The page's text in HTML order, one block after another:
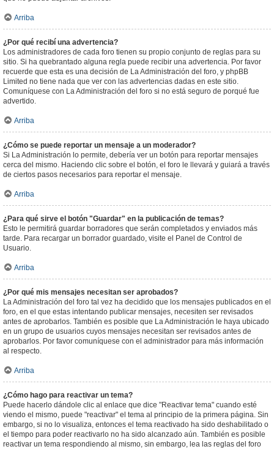
Arriba
¿Por qué recibí una advertencia?
Los administradores de cada foro tienen su propio conjunto de reglas para su
sitio. Si ha quebrantado alguna regla puede recibir una advertencia. Por favor
recuerde que esta es una decisión de La Administración del foro, y phpBB
Limited no tiene nada que ver con las advertencias dadas en este sitio.
Comuníquese con La Administración del foro si no está seguro de porqué fue
advertido.
Arriba
¿Cómo se puede reportar un mensaje a un moderador?
Si La Administración lo permite, debería ver un botón para reportar mensajes
cerca del mismo. Haciendo clic sobre el botón, el foro le llevará y guiará a través
de ciertos pasos necesarios para reportar el mensaje.
Arriba
¿Para qué sirve el botón "Guardar" en la publicación de temas?
Esto le permitirá guardar borradores que serán completados y enviados más
tarde. Para recargar un borrador guardado, visite el Panel de Control de
Usuario.
Arriba
¿Por qué mis mensajes necesitan ser aprobados?
La Administración del foro tal vez ha decidido que los mensajes publicados en el
foro, en el que estas intentando publicar mensajes, necesiten ser revisados
antes de aprobarlos. También es posible que La Administración le haya ubicado
en un grupo de usuarios cuyos mensajes necesitan ser revisados antes de
aprobarlos. Por favor comuníquese con el administrador para más información
al respecto.
Arriba
¿Cómo hago para reactivar un tema?
Puede hacerlo dándole clic al enlace que dice "Reactivar tema" cuando esté
viendo el mismo, puede "reactivar" el tema al principio de la primera página. Sin
embargo, si no lo visualiza, entonces el tema reactivado ha sido deshabilitado o
el tiempo para poder reactivarlo no ha sido alcanzado aún. También es posible
reactivar un tema respondiendo al mismo, sin embargo, lea las reglas del foro